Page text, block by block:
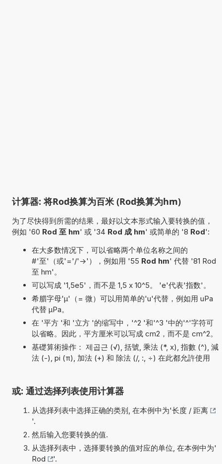
计算器: 将Rod换算为百米 (Rod换算为hm)
为了尽快得到所需的结果，最好以文本形式输入要转换的值，
例如 '60 Rod 至 hm' 或 '34 Rod 成 hm' 或简单的 '8 Rod':
在大多数情况下，可以省略两个单位名称之间的
#'至'（或'='/'->'），例如用 '55 Rod hm' 代替 '81 Rod
至 hm'。
可以写成 '1,5e5'，而不是 1,5 x 10^5。 'e'代表'指数'。
希腊字母'µ'（= 微）可以用简单的'u'代替，例如用 uPa
代替 µPa。
在 '平方 '和 '立方 '的缩写中，'^2 '和'^3 '中的'^'字符可
以省略。因此，平方厘米可以写成 cm2，而不是 cm^2。
基礎算術操作： 제곱근 (√), 括號, 乘法 (*, x), 指數 (^), 減
法 (-), pi (π), 加法 (+) 和 除法 (/, :, ÷) 在此都允許使用
或: 通过选择列表使用计算器
从选择列表中选择正确的类别, 在本例中为'长度 / 距离
'.
然后输入您要转换的值.
从选择列表中，选择要转换的值对应的单位, 在本例中为'
Rod
'.